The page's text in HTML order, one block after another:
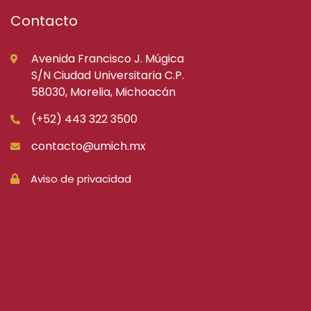
Contacto
Avenida Francisco J. Múgica
S/N Ciudad Universitaria C.P.
58030, Morelia, Michoacán
(+52) 443 322 3500
contacto@umich.mx
Aviso de privacidad